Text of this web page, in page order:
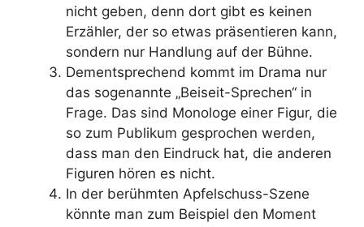
nicht geben, denn dort gibt es keinen
Erzähler, der so etwas präsentieren kann,
sondern nur Handlung auf der Bühne.
Dementsprechend kommt im Drama nur
das sogenannte „Beiseit-Sprechen“ in
Frage. Das sind Monologe einer Figur, die
so zum Publikum gesprochen werden,
dass man den Eindruck hat, die anderen
Figuren hören es nicht.
In der berühmten Apfelschuss-Szene
könnte man zum Beispiel den Moment